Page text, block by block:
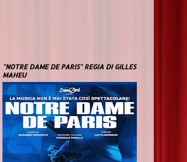
"NOTRE DAME DE PARIS" REGIA DI GILLES
MAHEU